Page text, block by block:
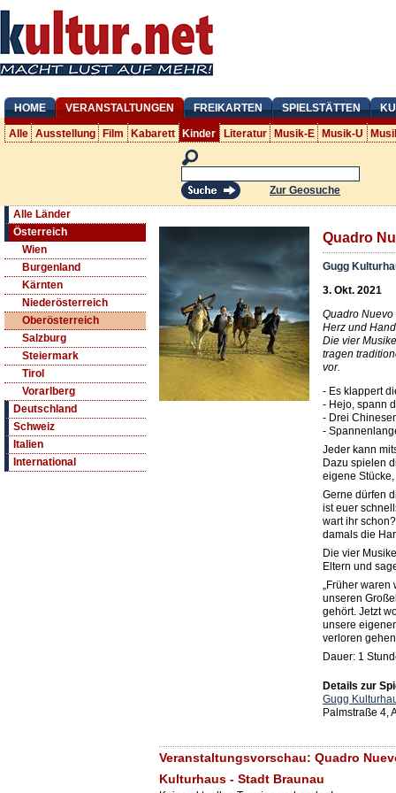
HOME VERANSTALTUNGEN FREIKARTEN SPIELSTÄTTEN
Alle Ausstellung Film Kabarett Kinder Literatur Musik-E Musik-U
Zur Geosuche
Alle Länder
Österreich
Wien
Burgenland
Kärnten
Niederösterreich
Oberösterreich
Salzburg
Steiermark
Tirol
Vorarlberg
Deutschland
Schweiz
Italien
International
Quadro
Gugg
3. Okt. 2021
Quadro
Herz und
Die vier
tragen
vor.
- Es klappert
- Hejo, spann
- Drei
-
Jeder kann
Dazu spielen
eigene
Gerne dürfen
ist euer
wart ihr
damals die
Die vier
Eltern und
„Früher waren
unseren
gehört. Jetzt
unsere
verloren
Dauer: 1
Details zur
Gugg
Palmstraße 4,
Veranstaltungsvorschau: Quadro
Kulturhaus - Stadt Braunau